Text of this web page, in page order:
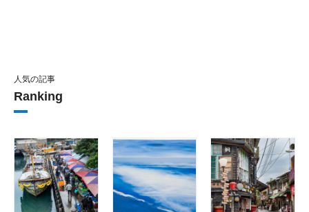
人気の記事
Ranking